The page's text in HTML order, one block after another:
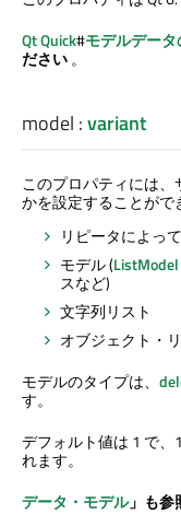
Qt Quick#モデルデータ
ださい。
model :variant
このプロパティには
かを設定することがで
リピータによっ
モデル (ListModel
スなど)
文字列リスト
オブジェクト・
モデルのタイプは、
す。
デフォルト値は 1 で
れます。
データ・モデル」も参